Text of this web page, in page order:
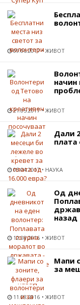
09.06.2017 ЖИВОТ
начин
21.05.2017 ЖИВОТ
Дали
плата
05.04.2017 НАУКА
Од
назад
12.08.2016 ЖИВОТ
Мапи
за
11.08.2016 ЖИВОТ